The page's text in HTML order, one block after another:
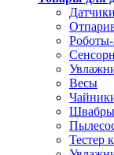
Датчики
Весы
Швабры
Тестер